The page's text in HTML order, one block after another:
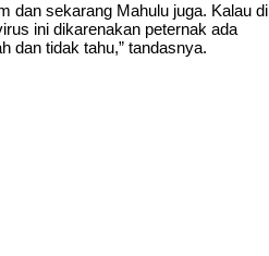
dan sekarang Mahulu juga. Kalau di
ini dikarenakan peternak ada
dan tidak tahu,” tandasnya.